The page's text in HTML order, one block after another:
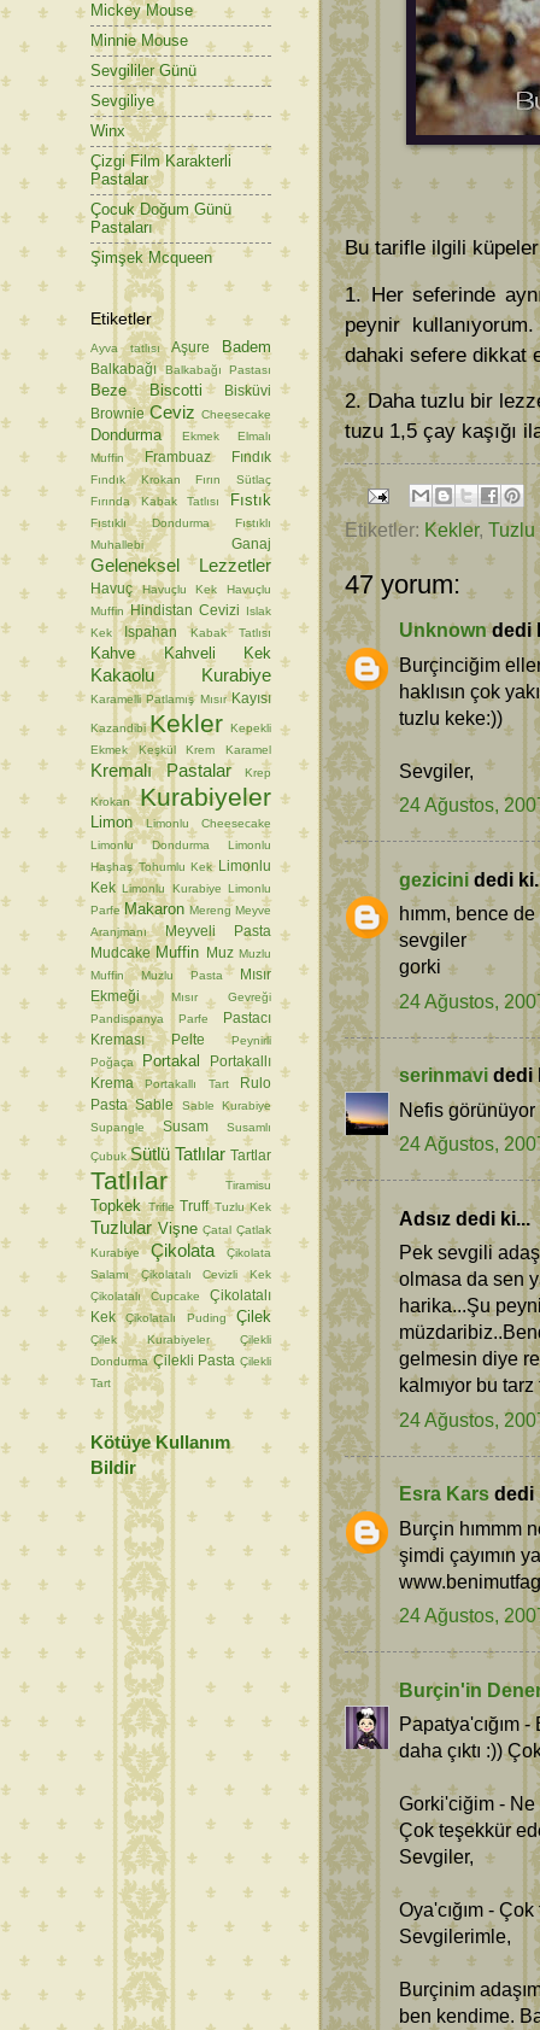
Bu tarifle ilgili
1. Her seferinde
peynir
dahaki sefere dikkat
2. Daha tuzlu bir
tuzu 1,5 çay kaşığı
Etiketler: Kekler, Tuzlu
47 yorum:
Unknowndedi
Burçinciğim
haklısın çok
tuzlu keke:))
Sevgiler,
24 Ağustos,
gezicinidedi
hımm, bence
sevgiler
gorki
24 Ağustos,
serinmavi dedi
Nefis görünüyor
24 Ağustos,
Adsız dedi ki...
Pek sevgili
olmasa da sen
harika...Şu
gelmesin diye
kalmıyor bu
24 Ağustos,
Esra Kars dedi
Burçin hımmm
şimdi çayımın
24 Ağustos,
Burçin'in
Papatya'cığım
daha çıktı :))
Gorki'ciğim - Ne
Çok teşekkür
Sevgiler,
Oya'cığım -
Sevgilerimle,
Burçinim
ben kendime.
Mickey Mouse
Minnie Mouse
Sevgililer Günü
Sevgiliye
Winx
Çizgi Film Karakterli
Pastalar
Çocuk Doğum Günü
Pastaları
Şimşek Mcqueen
Etiketler
Ayva tatlısı Aşure Badem
Balkabağı Balkabağı Pastası
Beze Biscotti
Bisküvi
Brownie Ceviz Cheesecake
Dondurma Ekmek
Elmalı
Muffin
Frambuaz Fındık
Fındık Krokan
Fırın Sütlaç
Fırında Kabak Tatlısı
Fıstık
Fıstıklı Dondurma
Fıstıklı
Muhallebi
Ganaj
Geleneksel Lezzetler
Havuç Havuçlu Kek
Havuçlu
Muffin Hindistan Cevizi
Islak
Kek
Ispahan Kabak Tatlısı
Kahve Kahveli Kek
Kakaolu Kurabiye
Karamelli Patlamış Mısır Kayısı
Kazandibi Kekler Kepekli
Ekmek
Keşkül Krem Karamel
Kremalı Pastalar Krep
Krokan Kurabiyeler
Limon
Limonlu Cheesecake
Limonlu Dondurma
Limonlu
Haşhaş Tohumlu Kek
Limonlu
Kek Limonlu Kurabiye Limonlu
Parfe Makaron Mereng Meyve
Aranjmanı
Meyveli Pasta
Mudcake Muffin Muz Muzlu
Muffin
Muzlu Pasta
Mısır
Ekmeği
Mısır Gevreği
Pandispanya
Parfe
Pastacı
Kreması
Pelte
Peynirli
Poğaça
Portakal
Portakallı
Krema
Portakallı Tart
Rulo
Pasta Sable
Sable Kurabiye
Supangle
Susam Susamlı
Çubuk Sütlü Tatlılar Tartlar
Tatlılar Tiramisu
Topkek Trifle Truff Tuzlu Kek
Tuzlular Vişne Çatal Çatlak
Kurabiye
Çikolata
Çikolata
Salamı
Çikolatalı Cevizli Kek
Çikolatalı Cupcake
Çikolatalı
Kek
Çikolatalı Puding Çilek
Çilek Kurabiyeler
Çilekli
Dondurma Çilekli Pasta Çilekli
Tart
Kötüye Kullanım
Bildir